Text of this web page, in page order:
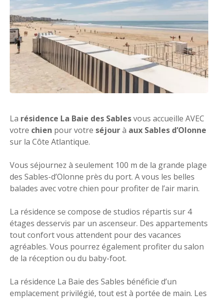
La résidence La Baie des Sablesvous accueille AVEC
votre chien pour votre séjourà aux Sables d’Olonne
sur la Côte Atlantique.
Vous séjournez à seulement 100 m de la grande plage
des Sables-d’Olonne près du port. A vous les belles
balades avec votre chien pour profiter de l’air marin.
La résidence se compose de studios répartis sur 4
étages desservis par un ascenseur. Des appartements
tout confort vous attendent pour des vacances
agréables. Vous pourrez également profiter du salon
de la réception ou du baby-foot.
La résidence La Baie des Sables bénéficie d’un
emplacement privilégié, tout est à portée de main. Les